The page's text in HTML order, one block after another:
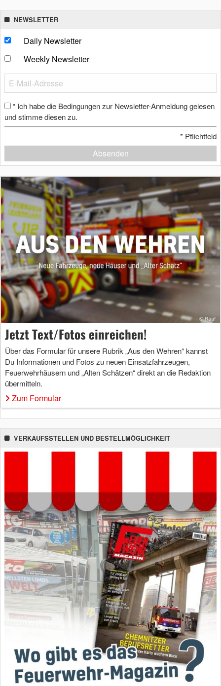
NEWSLETTER
Daily Newsletter
Weekly Newsletter
* Ich habe die Bedingungen zur Newsletter-Anmeldung gelesen
und stimme diesen zu.
* Pflichtfeld
Absenden
Jetzt Text/Fotos einreichen!
Über das Formular für unsere Rubrik „Aus den Wehren“ kannst
Du Informationen und Fotos zu neuen Einsatzfahrzeugen,
Feuerwehrhäusern und „Alten Schätzen“ direkt an die Redaktion
übermitteln.
Zum Formular
VERKAUFSSTELLEN UND BESTELLMÖGLICHKEIT